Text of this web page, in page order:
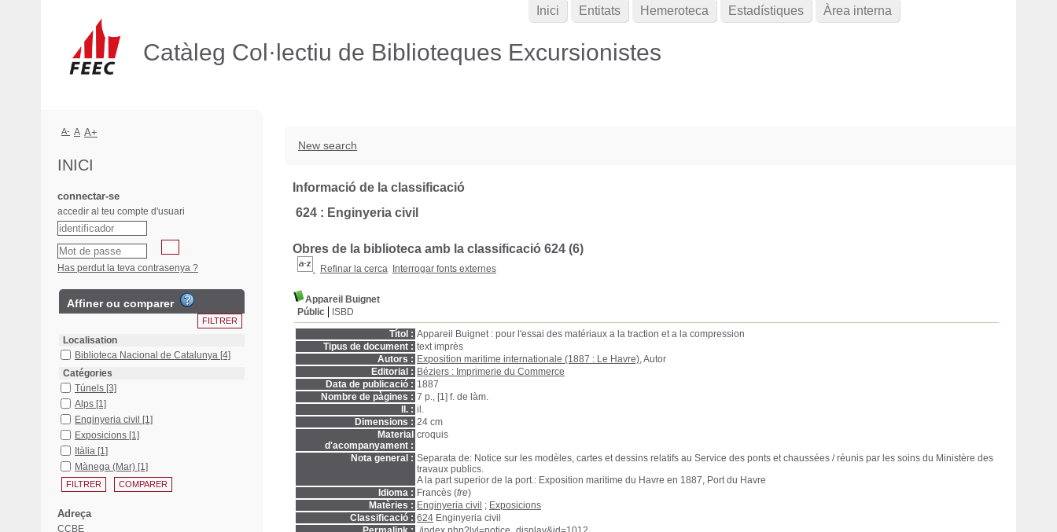
Catàleg Col·lectiu de Biblioteques Excursionistes
New search
Informació de la classificació
624 : Enginyeria civil
Obres de la biblioteca amb la classificació 624 (6)
Refinar la cerca Interrogar fonts externes
Appareil Buignet
Públic
ISBD
Títol : Appareil Buignet : pour l'essai des matériaux a la traction et a la compression
Tipus de document : text imprès
Autors : Exposition maritime internationale (1887 : Le Havre), Autor
Editorial : Béziers : Imprimerie du Commerce
Data de publicació : 1887
Nombre de pàgines : 7 p., [1] f. de làm.
ll. : il.
Dimensions : 24 cm
Material
d'acompanyament :
croquis
Nota general : Separata de: Notice sur les modèles, cartes et dessins relatifs au Service des ponts et chaussées / réunis par les soins du Ministère des
travaux publics.
A la part superior de la port.: Exposition maritime du Havre en 1887, Port du Havre
Idioma : Francès (fre)
Matèries : Enginyeria civil ; Exposicions
Classificació : 624 Enginyeria civil
Inici Entitats Hemeroteca Estadístiques Àrea interna
A- A A+
INICI
connectar-se
accedir al teu compte d'usuari
Has perdut la teva contrasenya ?
Affiner ou comparer
Localisation
Biblioteca Nacional de Catalunya [4]
Catégories
Túnels [3]
Alps [1]
Enginyeria civil
[1]
Exposicions [1]
Itàlia [1]
Mànega (Mar) [1]
Adreça
CCBE